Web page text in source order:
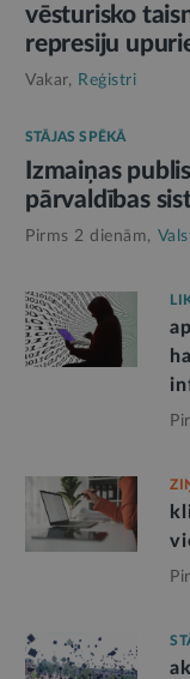
vēsturisko
represiju
Vakar, Reģistri
STĀJAS SPĒKĀ
Izmaiņas
pārvaldības
Pirms 2 dienām,